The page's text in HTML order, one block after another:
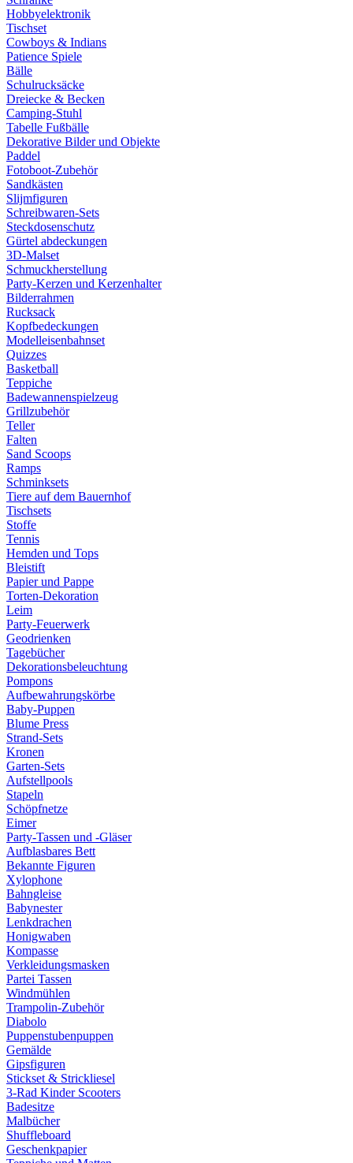
Hobbyelektronik
Tischset
Cowboys & Indians
Patience Spiele
Bälle
Schulrucksäcke
Dreiecke & Becken
Camping-Stuhl
Tabelle Fußbälle
Dekorative Bilder und Objekte
Paddel
Fotoboot-Zubehör
Sandkästen
Slijmfiguren
Schreibwaren-Sets
Steckdosenschutz
Gürtel abdeckungen
3D-Malset
Schmuckherstellung
Party-Kerzen und Kerzenhalter
Bilderrahmen
Rucksack
Kopfbedeckungen
Modelleisenbahnset
Quizzes
Basketball
Teppiche
Badewannenspielzeug
Grillzubehör
Teller
Falten
Sand Scoops
Ramps
Schminksets
Tiere auf dem Bauernhof
Tischsets
Stoffe
Tennis
Hemden und Tops
Bleistift
Papier und Pappe
Torten-Dekoration
Leim
Party-Feuerwerk
Geodrienken
Tagebücher
Dekorationsbeleuchtung
Pompons
Aufbewahrungskörbe
Baby-Puppen
Blume Press
Strand-Sets
Kronen
Garten-Sets
Aufstellpools
Stapeln
Schöpfnetze
Eimer
Party-Tassen und -Gläser
Aufblasbares Bett
Bekannte Figuren
Xylophone
Bahngleise
Babynester
Lenkdrachen
Honigwaben
Kompasse
Verkleidungsmasken
Partei Tassen
Windmühlen
Trampolin-Zubehör
Diabolo
Puppenstubenpuppen
Gemälde
Gipsfiguren
Stickset & Strickliesel
3-Rad Kinder Scooters
Badesitze
Malbücher
Shuffleboard
Geschenkpapier